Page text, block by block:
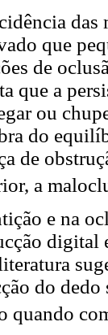
que
de
que a
ou
do
de
a
e na
digital
do
quando